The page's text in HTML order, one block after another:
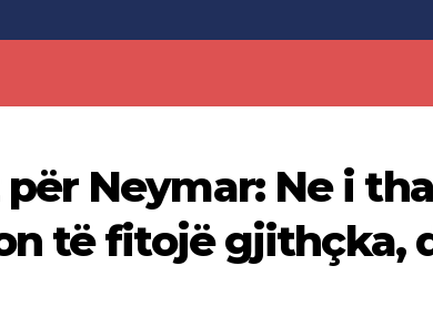
për Neymar: Ne i
të fitojë gjithçka,